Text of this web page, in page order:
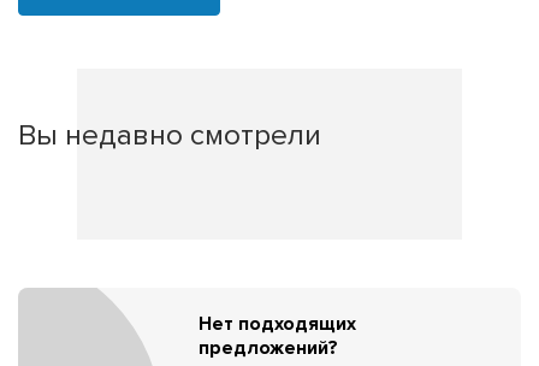
Вы недавно смотрели
Нет подходящих
предложений?